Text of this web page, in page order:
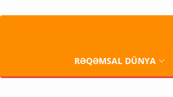
RƏQƏMSAL DÜNYA